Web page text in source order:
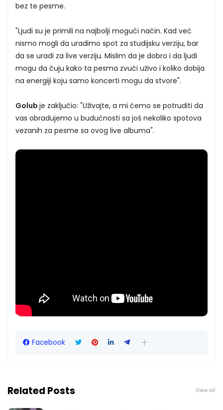
bez te pesme.
"Ljudi su je primili na najbolji mogući način. Kad već
nismo mogli da uradimo spot za studijsku verziju, bar
da se uradi za live verziju. Mislim da je dobro i da ljudi
mogu da čuju kako ta pesma zvuči uživo i koliko dobija
na energiji koju samo koncerti mogu da stvore".
Golub je zaključio: "Uživajte, a mi ćemo se potruditi da
vas obradujemo u budućnosti sa još nekoliko spotova
vezanih za pesme sa ovog live albuma".
Facebook
Related Posts View all